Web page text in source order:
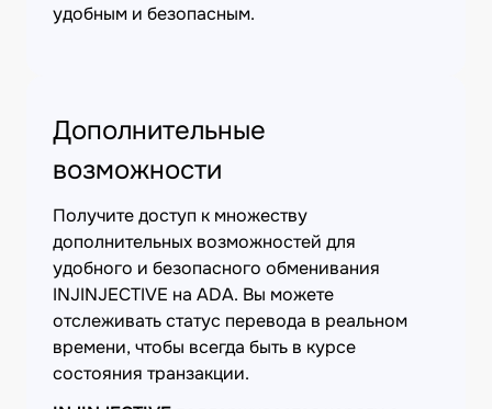
удобным и безопасным.
Дополнительные
возможности
Получите доступ к множеству
дополнительных возможностей для
удобного и безопасного обменивания
INJINJECTIVE на ADA. Вы можете
отслеживать статус перевода в реальном
времени, чтобы всегда быть в курсе
состояния транзакции.